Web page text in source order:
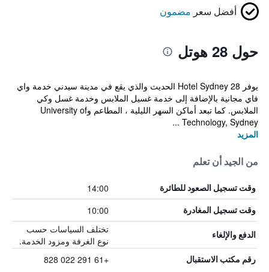
أفضل سعر مضمون
حول 28 هوتل
يوفر 28 Hotel Sydney الحديث والذي يقع في مدينة سيدني خدمة واي
فاي مجانية بالإضافة إلى خدمة غسيل الملابس وخدمة غسل وكي
الملابس. كما تبعد أماكن السهر الليلية ، المطاعم وUniversity of
Technology, Sydney ...
المزيد
من الجيد أن تعلم
وقت تسجيل الصعود للطائرة 14:00
وقت تسجيل المغادرة 10:00
الدفع والإلغاء
تختلف السياسات حسب
نوع الغرفة ومزود الخدمة.
رقم مكتب الاستقبال +61 291 022 828